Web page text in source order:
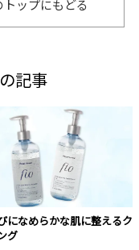
ップにもどる
記事
になめらかな肌に整えるク
グ